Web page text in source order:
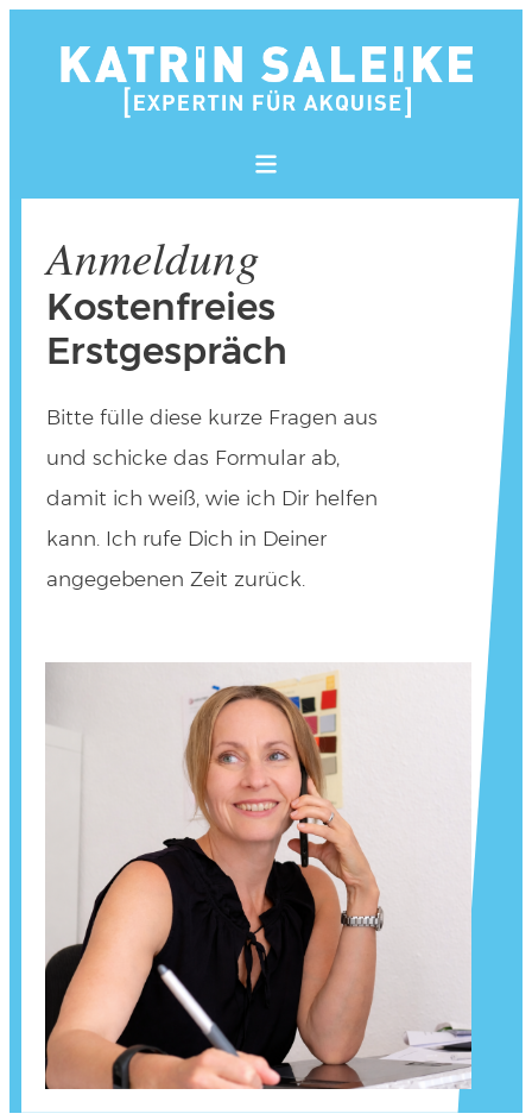
Anmeldung
Kostenfreies
Erstgespräch
Bitte fülle diese kurze Fragen aus
und schicke das Formular ab,
damit ich weiß, wie ich Dir helfen
kann. Ich rufe Dich in Deiner
angegebenen Zeit zurück.